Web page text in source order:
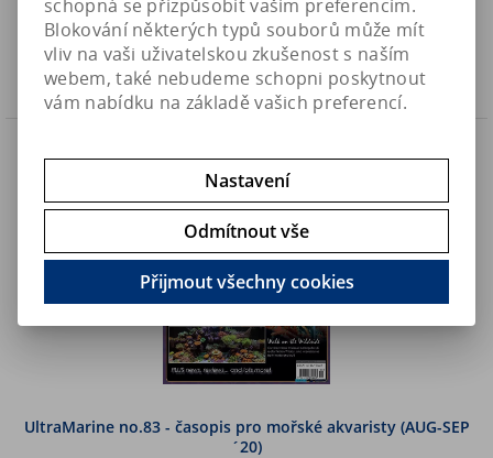
135,50 Kč (bez DPH)
Skladem
Koupit
UltraMarine no.83 - časopis pro mořské akvaristy (AUG-SEP
´20)
schopná se přizpůsobit vašim preferencím.
Blokování některých typů souborů může mít
vliv na vaši uživatelskou zkušenost s naším
webem, také nebudeme schopni poskytnout
vám nabídku na základě vašich preferencí.
Nastavení
Odmítnout vše
Přijmout všechny cookies